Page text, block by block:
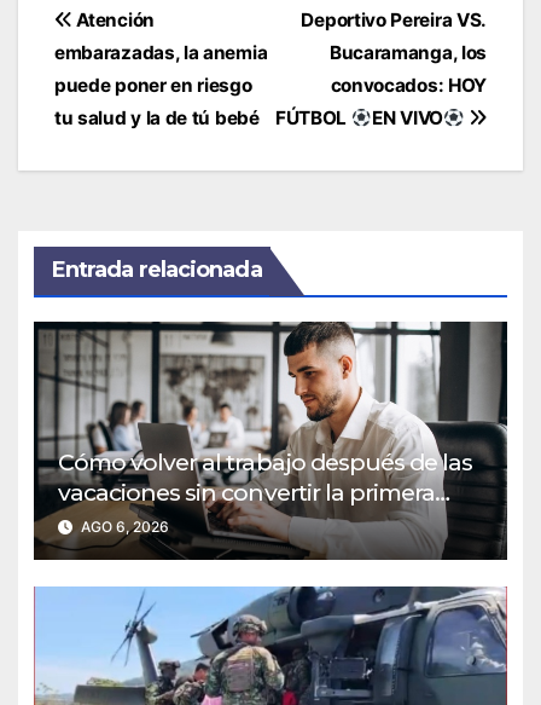
Navegación
de
entradas
Deportivo Pereira VS.
Bucaramanga, los
convocados: HOY
FÚTBOL
EN VIVO
Atención
embarazadas, la anemia
puede poner en riesgo
tu salud y la de tú bebé
Entrada relacionada
Cómo volver al trabajo después de las
vacaciones sin convertir la primera
semana en una carrera de obstáculos
AGO 6, 2026